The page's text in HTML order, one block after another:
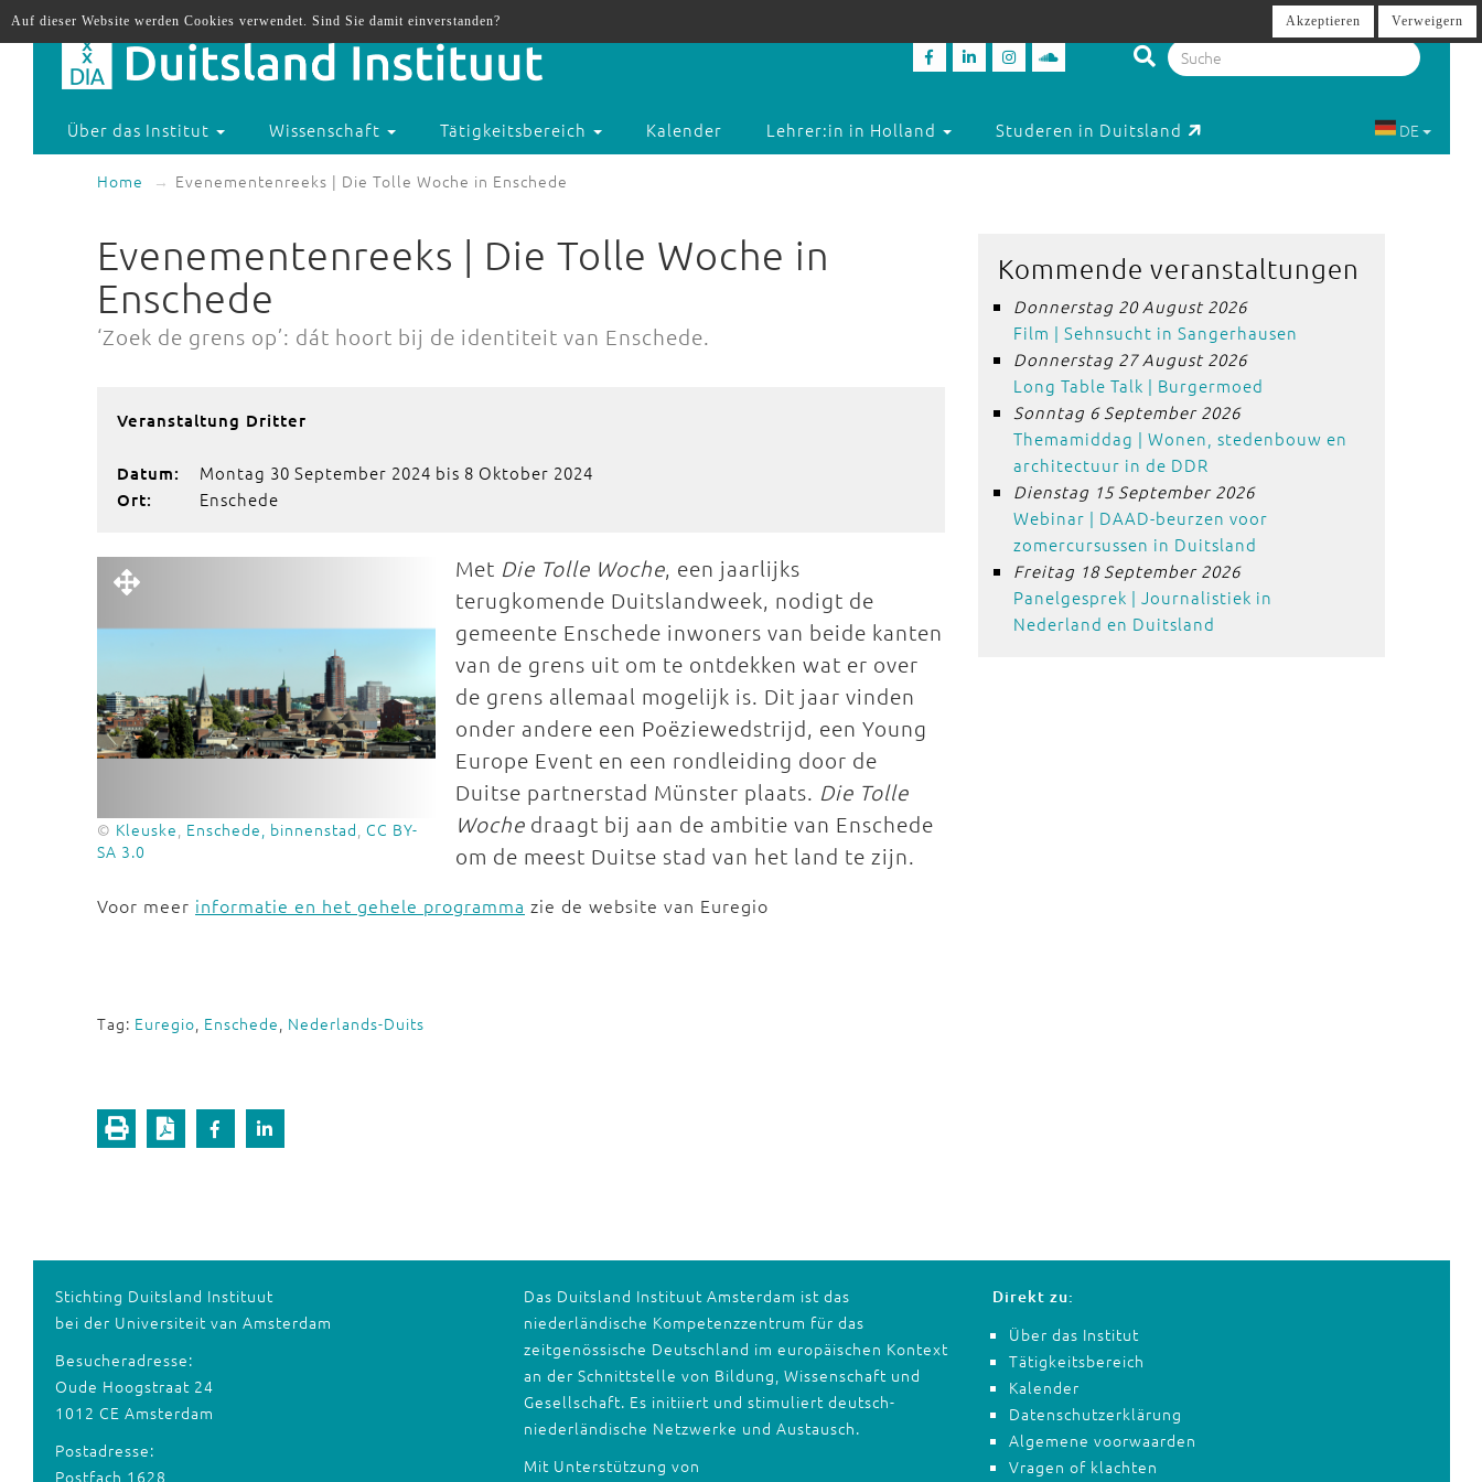
Über das Institut Wissenschaft Tätigkeitsbereich Kalender Lehrer:in in Holland Studeren in Duitsland DE
Home Evenementenreeks | Die Tolle Woche in Enschede
Evenementenreeks | Die Tolle Woche in
Enschede
‘Zoek de grens op’: dát hoort bij de identiteit van Enschede.
Veranstaltung Dritter
Datum: Montag 30 September 2024 bis 8 Oktober 2024
Ort: Enschede
© Kleuske Enschede, binnenstad CC BY-
SA 3.0
Met Die Tolle Woche, een jaarlijks
terugkomende Duitslandweek, nodigt de
gemeente Enschede inwoners van beide kanten
van de grens uit om te ontdekken wat er over
de grens allemaal mogelijk is. Dit jaar vinden
onder andere een Poëziewedstrijd, een Young
Europe Event en een rondleiding door de
Duitse partnerstad Münster plaats. Die Tolle
Woche draagt bij aan de ambitie van Enschede
om de meest Duitse stad van het land te zijn.
Voor meer informatie en het gehele programma zie de website van Euregio
Tag: Euregio, Enschede, Nederlands-Duits
Kommende veranstaltungen
Donnerstag 20 August 2026
Film | Sehnsucht in Sangerhausen
Donnerstag 27 August 2026
Long Table Talk | Burgermoed
Sonntag 6 September 2026
Themamiddag | Wonen, stedenbouw en
architectuur in de DDR
Dienstag 15 September 2026
Webinar | DAAD-beurzen voor
zomercursussen in Duitsland
Freitag 18 September 2026
Panelgesprek | Journalistiek in
Nederland en Duitsland
Stichting Duitsland Instituut
bei der Universiteit van Amsterdam
Besucheradresse:
Oude Hoogstraat 24
1012 CE Amsterdam
Postadresse:
Postfach 1628
Das Duitsland Instituut Amsterdam ist das
niederländische Kompetenzzentrum für das
zeitgenössische Deutschland im europäischen Kontext
an der Schnittstelle von Bildung, Wissenschaft und
Gesellschaft. Es initiiert und stimuliert deutsch-
niederländische Netzwerke und Austausch.
Mit Unterstützung von
Direkt zu:
Über das Institut
Tätigkeitsbereich
Kalender
Datenschutzerklärung
Algemene voorwaarden
Vragen of klachten
Auf dieser Website werden Cookies verwendet. Sind Sie damit einverstanden? Akzeptieren Verweigern